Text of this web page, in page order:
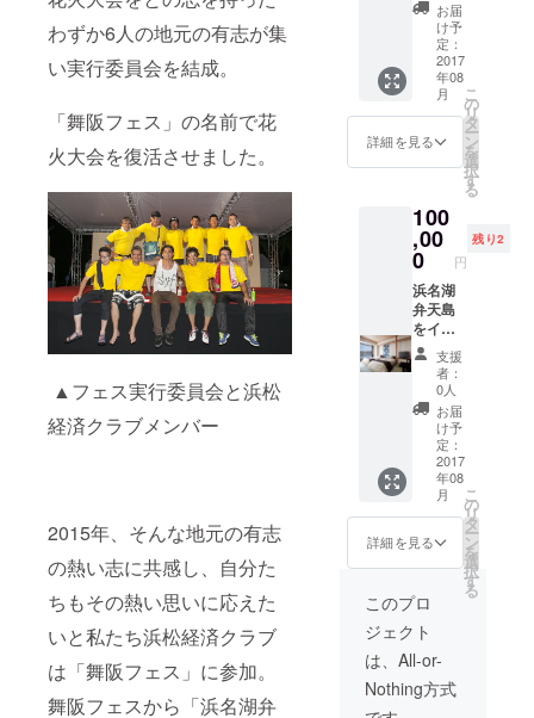
わずか6人の地元の有志が集
い実行委員会を結成。
「舞阪フェス」の名前で花
火大会を復活させました。
▲フェス実行委員会と浜松
経済クラブメンバー
2015年、そんな地元の有志
の熱い志に共感し、自分た
ちもその熱い思いに応えた
いと私たち浜松経済クラブ
は「舞阪フェス」に参加。
舞阪フェスから「浜名湖弁
で製作
した特
製手ぬ
ぐいで
す（1
枚） 特
別観覧
シート
はフェ
の海岸
に面し
た花火
を観や
すい場
所にご
用意い
たしま
す。 特
別観覧
シー
ト：ご
家族・
お友達
でご
ゆっく
りと花
火をご
覧くだ
さい。
お届
け予
定：
2017
年08
月
詳細を見る
こ
の
リ
タ
ー
ン
を
選
択
す
る
100
,00
0 円
残り2
浜名湖
弁天島
をイ
メージ
し「浜
松注染
そめ」
で製作
した特
製手ぬ
ぐいで
す（1
枚） 特
別観覧
シート
はフェ
ス会場
の海岸
に面し
た花火
を観や
すい場
支援
者：
0人
お届
け予
定：
2017
年08
月
詳細を見る
こ
の
リ
タ
ー
ン
を
選
択
す
る
このプロ
ジェクト
は、All-or-
Nothing方式